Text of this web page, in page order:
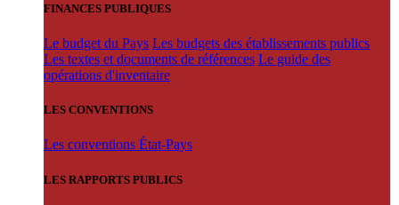
FINANCES PUBLIQUES
Le budget du Pays Les budgets des établissements publics
Les textes et documents de références Le guide des
opérations d'inventaire
LES CONVENTIONS
Les conventions État-Pays
LES RAPPORTS PUBLICS